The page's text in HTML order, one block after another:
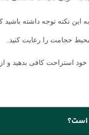
این نکته توجه داشته باشید
حجامت را رعایت کنید.
استراحت کافی بدهید و
است؟